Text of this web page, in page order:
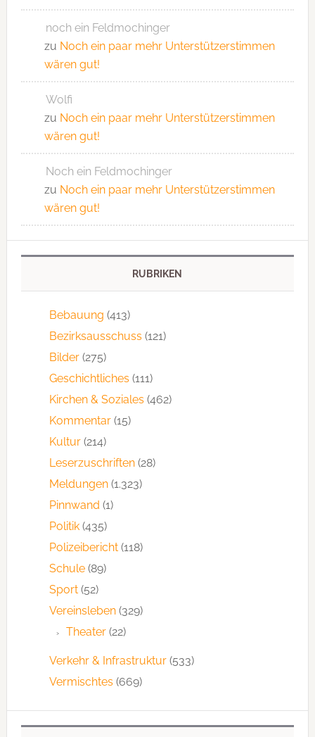
noch ein Feldmochinger
zu Noch ein paar mehr Unterstützerstimmen
wären gut!
Wolfi
zu Noch ein paar mehr Unterstützerstimmen
wären gut!
Noch ein Feldmochinger
zu Noch ein paar mehr Unterstützerstimmen
wären gut!
RUBRIKEN
Bebauung (413)
Bezirksausschuss (121)
Bilder(275)
Geschichtliches (111)
Kirchen & Soziales (462)
Kommentar(15)
Kultur(214)
Leserzuschriften(28)
Meldungen(1.323)
Pinnwand (1)
Politik(435)
Polizeibericht(118)
Schule(89)
Sport(52)
Vereinsleben(329)
Theater(22)
Verkehr & Infrastruktur(533)
Vermischtes (669)